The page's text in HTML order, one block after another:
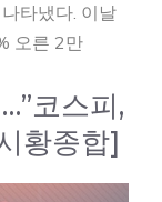
타냈다. 이날
오른 2만
코스피,
황종합]